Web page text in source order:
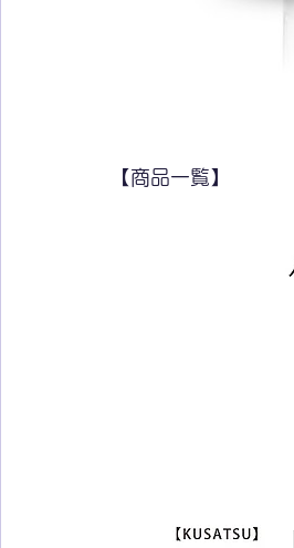
【商品一覧】